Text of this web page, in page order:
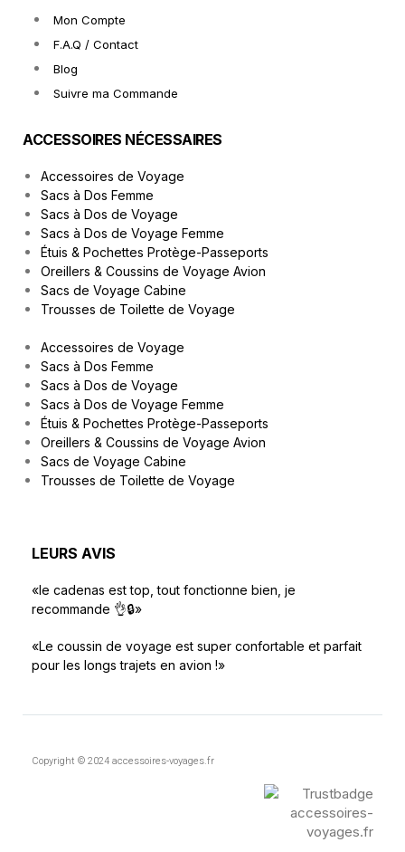
Mon Compte
F.A.Q / Contact
Blog
Suivre ma Commande
ACCESSOIRES NÉCESSAIRES
Accessoires de Voyage
Sacs à Dos Femme
Sacs à Dos de Voyage
Sacs à Dos de Voyage Femme
Étuis & Pochettes Protège-Passeports
Oreillers & Coussins de Voyage Avion
Sacs de Voyage Cabine
Trousses de Toilette de Voyage
Accessoires de Voyage
Sacs à Dos Femme
Sacs à Dos de Voyage
Sacs à Dos de Voyage Femme
Étuis & Pochettes Protège-Passeports
Oreillers & Coussins de Voyage Avion
Sacs de Voyage Cabine
Trousses de Toilette de Voyage
LEURS AVIS
«le cadenas est top, tout fonctionne bien, je
recommande 👌🔒»
«Le coussin de voyage est super confortable et parfait
pour les longs trajets en avion !»
Copyright © 2024 accessoires-voyages.fr